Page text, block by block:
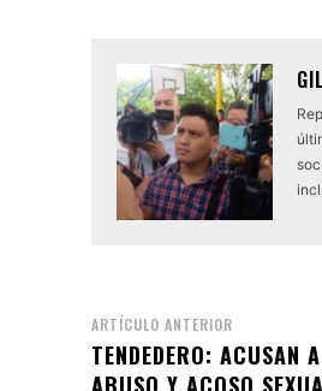
ARTÍCULO ANTERIOR
TENDEDERO: ACUSAN
ABUSO Y ACOSO